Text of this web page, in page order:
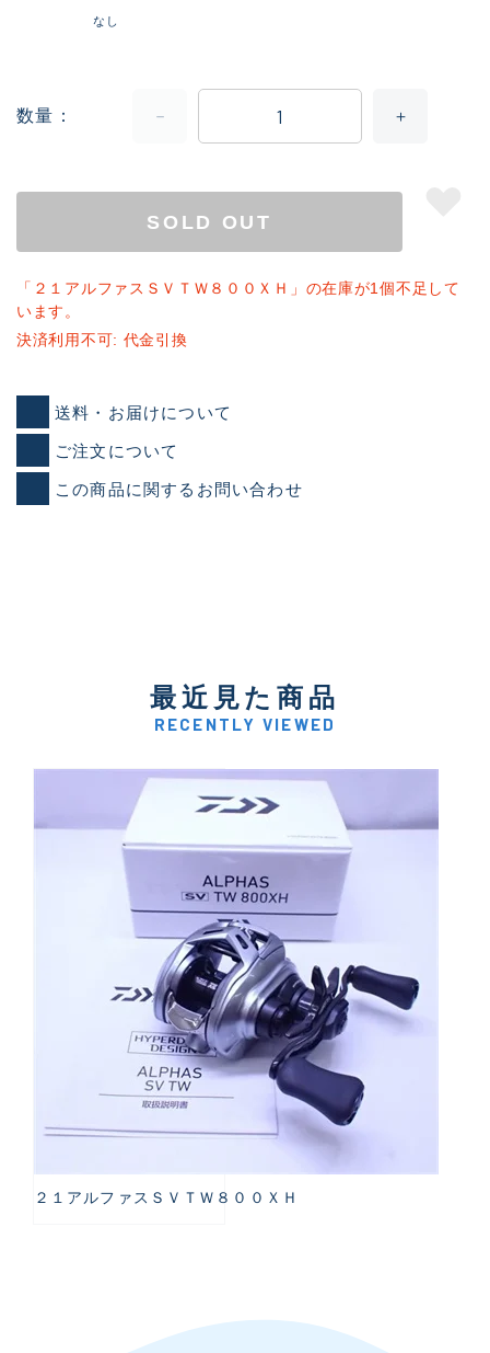
なし
数量
SOLD OUT
「２１アルファスＳＶＴＷ８００ＸＨ」の在庫が1個不足して
います。
決済利用不可: 代金引換
送料・お届けについて
ご注文について
この商品に関するお問い合わせ
最近見た商品
RECENTLY VIEWED
２１アルファスＳＶＴＷ８００ＸＨ